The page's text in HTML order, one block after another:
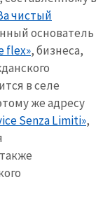
чистый
основатель
flex», бизнеса,
в селе
же адресу
Senza Limiti»,